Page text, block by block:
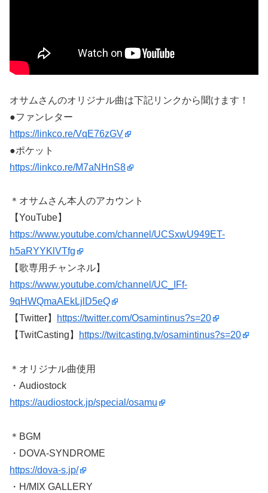
オサムさんのオリジナル曲は下記リンクから聞けます！
●ファンレター
https://linkco.re/VqE76zGV
●ポケット
https://linkco.re/M7aNHnS8
＊オサムさん本人のアカウント
【YouTube】
https://www.youtube.com/channel/UCSxwU949ET-
h5aRYYKlVTfg
【歌専用チャンネル】
https://www.youtube.com/channel/UC_IFf-
9qHWQmaAEkLjlD5eQ
【Twitter】
https://twitter.com/Osamintinus?s=20
【TwitCasting】
https://twitcasting.tv/osamintinus?s=20
＊オリジナル曲使用
・Audiostock
https://audiostock.jp/special/osamu
＊BGM
・DOVA-SYNDROME
https://dova-s.jp/
・H/MIX GALLERY